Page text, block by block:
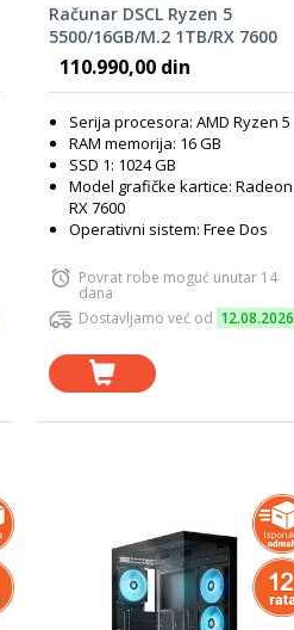
Računar DSCL Ryzen 5
5500/16GB/M.2 1TB/RX 7600
8GB/650W
110.990,00 din
Serija procesora: AMD Ryzen 5
RAM memorija: 16 GB
SSD 1: 1024 GB
Model grafičke kartice: Radeon
RX 7600
Operativni sistem: Free Dos
Povrat robe moguć unutar 14
dana
Dostavljamo već od 12.08.2026